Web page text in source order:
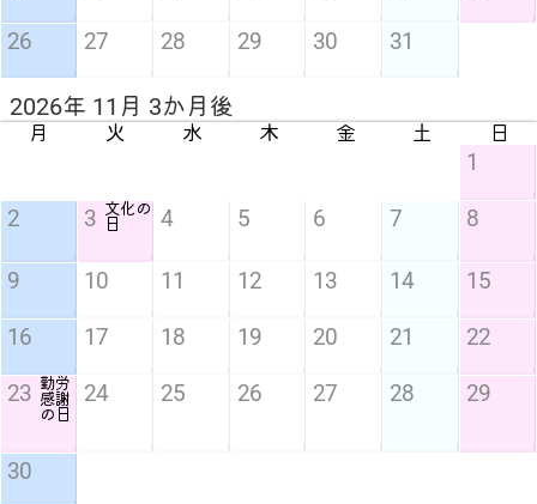
1
2 3 文化の
日
4 5 6 7 8
9 10 11 12 13 14 15
16 17 18 19 20 21 22
23 勤労
感謝
の日
24 25 26 27 28 29
30
2026年 11月 3か月後
月 火 水 木 金 土 日
26 27 28 29 30 31